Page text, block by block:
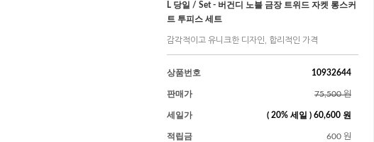
L 당일 / Set - 버건디 노블 금장 트위드 자켓 롱스커
트 투피스 세트
감각적이고 유니크한 디자인, 합리적인 가격
상품번호 10932644
판매가 75,500 원
세일가 ( 20% 세일 ) 60,600 원
적립금 600 원